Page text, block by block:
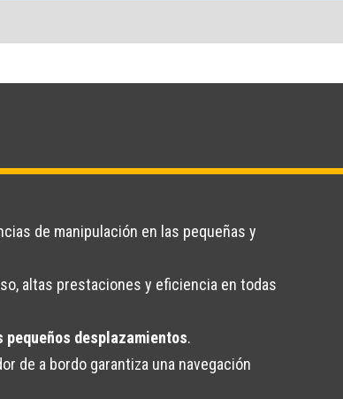
de manipulación en las pequeñas y
altas prestaciones y eficiencia en todas
desplazamientos.
de a bordo garantiza una navegación